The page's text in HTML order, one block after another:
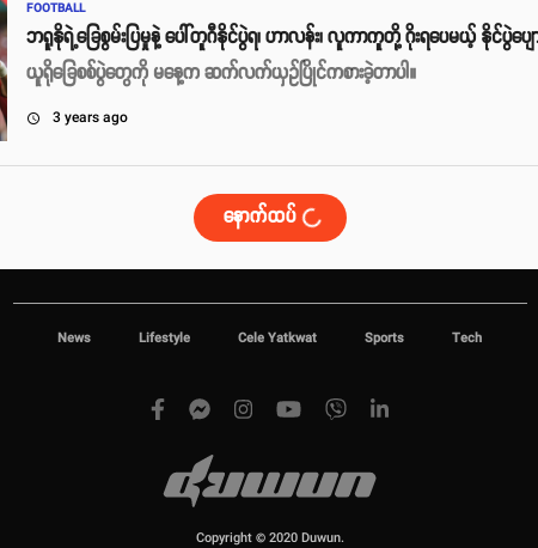
FOOTBALL
ဘရူနိုရဲ့ခြေစွမ်းပြမှုနဲ့ ပေါ်တူဂီနိုင်ပွဲရ၊ ဟာလန်း၊ လူကာကူတို့ ဂိုးရပေမယ့် နိုင်ပွဲပျ
ယူရိုခြေစစ်ပွဲတွေကို မနေ့က ဆက်လက်ယှဥ်ပြိုင်ကစားခဲ့တာပါ။
access_time 3 years ago
နောက်ထပ်
News Lifestyle Cele Yatkwat Sports Tech
Copyright © 2020 Duwun.